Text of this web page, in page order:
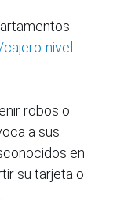
nivel-
robos o
a sus
en
su tarjeta o